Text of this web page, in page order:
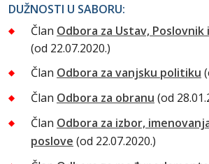
DUŽNOSTI U SABORU:
Član Odbora za Ustav,
(od 22.07.2020.)
Član Odbora za vanjsku politiku
Član Odbora za obranu (od
Član Odbora za izbor,
poslove (od 22.07.2020.)